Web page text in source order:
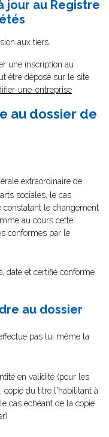
jour au Registre
aux tiers.
une inscription au
être déposé sur le site
une-entreprise
au dossier de
extraordinaire de
sociales, le cas
constatant le changement
au cours cette
conformes par le
daté et certifié conforme
au dossier
pas lui même la
en validité (pour les
copie du titre l'habilitant à
cas échéant de la copie